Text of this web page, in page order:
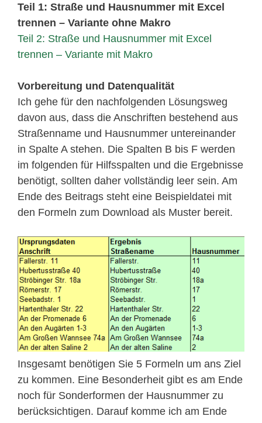
Teil 1: Straße und Hausnummer mit Excel
trennen – Variante ohne Makro
Teil 2: Straße und Hausnummer mit Excel
trennen – Variante mit Makro
Vorbereitung und Datenqualität
Ich gehe für den nachfolgenden Lösungsweg
davon aus, dass die Anschriften bestehend aus
Straßenname und Hausnummer untereinander
in Spalte A stehen. Die Spalten B bis F werden
im folgenden für Hilfsspalten und die Ergebnisse
benötigt, sollten daher vollständig leer sein. Am
Ende des Beitrags steht eine Beispieldatei mit
den Formeln zum Download als Muster bereit.
Insgesamt benötigen Sie 5 Formeln um ans Ziel
zu kommen. Eine Besonderheit gibt es am Ende
noch für Sonderformen der Hausnummer zu
berücksichtigen. Darauf komme ich am Ende